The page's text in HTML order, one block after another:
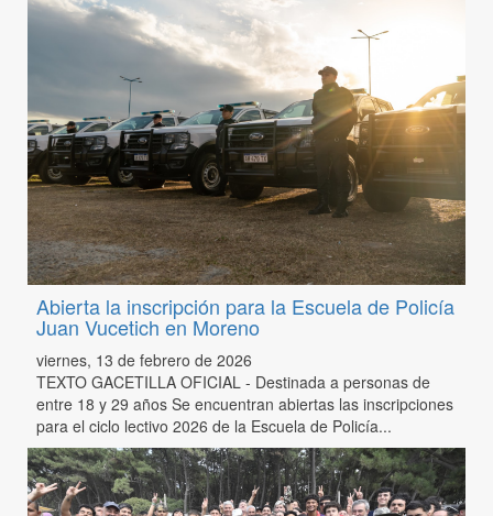
Abierta la inscripción para la Escuela de Policía
Juan Vucetich en Moreno
viernes, 13 de febrero de 2026
TEXTO GACETILLA OFICIAL - Destinada a personas de
entre 18 y 29 años Se encuentran abiertas las inscripciones
para el ciclo lectivo 2026 de la Escuela de Policía...